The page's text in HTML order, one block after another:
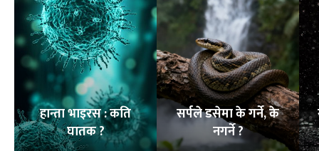
हान्ता भाइरस : कति
घातक ?
सर्पले डसेमा के गर्ने, के
नगर्ने ?